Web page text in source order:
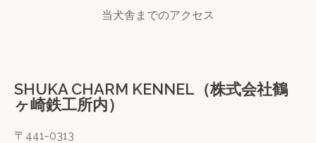
当犬舎までのアクセス
SHUKA CHARM KENNEL（株式会社鶴
ヶ崎鉄工所内）
〒441-0313